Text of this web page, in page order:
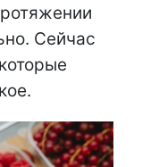
Сейчас